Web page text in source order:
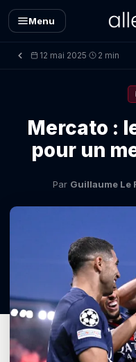
Menu
12 mai 2025· 2 min
Mercato :
pour un
Par Guillaume Le